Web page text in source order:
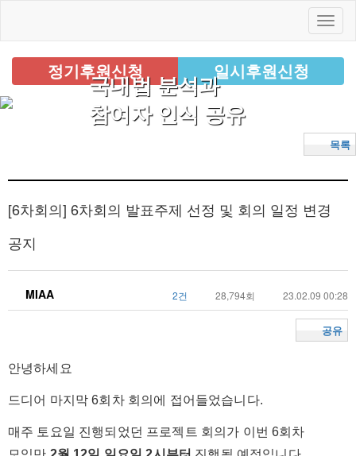
정기후원신청 일시후원신청
국내법 분석과
참여자 인식 공유
목록
[6차회의] 6차회의 발표주제 선정 및 회의 일정 변경
공지
MIAA 2건 28,794회 23.02.09 00:28
공유
안녕하세요
드디어 마지막 6회차 회의에 접어들었습니다.
매주 토요일 진행되었던 프로젝트 회의가 이번 6회차